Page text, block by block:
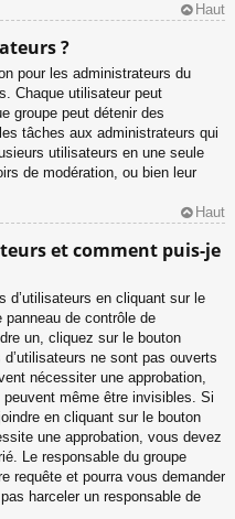
Haut
?
pour les administrateurs du
Chaque utilisateur peut
groupe peut détenir des
tâches aux administrateurs qui
utilisateurs en une seule
de modération, ou bien leur
Haut
et comment puis-je
d’utilisateurs en cliquant sur le
panneau de contrôle de
un, cliquez sur le bouton
ne sont pas ouverts
nécessiter une approbation,
peuvent même être invisibles. Si
en cliquant sur le bouton
une approbation, vous devez
Le responsable du groupe
requête et pourra vous demander
harceler un responsable de